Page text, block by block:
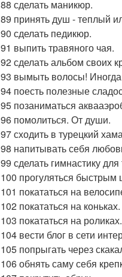
88 сделать маникюр.
89 принять душ - теплый
90 сделать педикюр.
91 выпить травяного чая.
92 сделать альбом своих
93 вымыть волосы!
94 поесть полезные
95 позаниматься
96 помолиться. От души.
97 сходить в турецкий
98 напитывать себя
99 сделать гимнастику
100 прогуляться быстрым
101 покататься на
102 покататься на коньках.
103 покататься на роликах.
104 вести блог в сети
105 попрыгать через
106 обнять саму себя